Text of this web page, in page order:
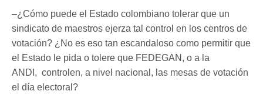
–¿Cómo puede el Estado colombiano tolerar que un
sindicato de maestros ejerza tal control en los centros de
votación? ¿No es eso tan escandaloso como permitir que
el Estado le pida o tolere que FEDEGAN, o a la
ANDI, controlen, a nivel nacional, las mesas de votación
el día electoral?